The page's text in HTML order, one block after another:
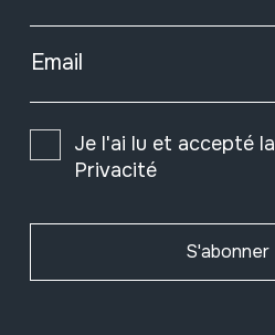
Email
Je l'ai lu et accepté la
Privacité
S'abonner